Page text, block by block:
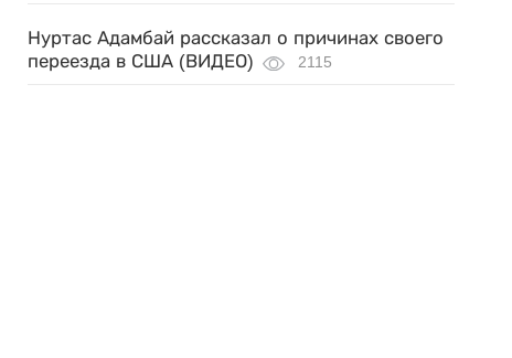
Нуртас Адамбай рассказал о причинах своего
переезда в США (ВИДЕО)
2115